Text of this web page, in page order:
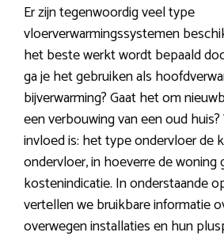
Er zijn tegenwoordig veel type
vloerverwarmingssystemen
het beste werkt wordt bepaald
ga je het gebruiken als
bijverwarming? Gaat het om
een verbouwing van een oud
invloed is: het type ondervloer de
ondervloer, in hoeverre de woning
kostenindicatie. In onderstaande
vertellen we bruikbare informatie
overwegen installaties en hun